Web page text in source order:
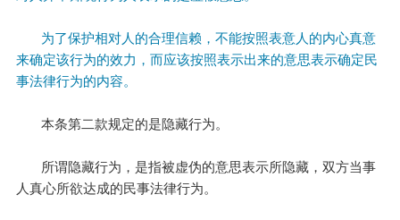
为了保护相对人的合理信赖 ， 不能按照表意人的内心真意
来确定该行为的效力 ， 而应该按照表示出来的意思表示确定民
事法律行为的内容。
本条第二款规定的是隐藏行为。
所谓隐藏行为 ， 是指被虚伪的意思表示所隐藏 ， 双方当事
人真心所欲达成的民事法律行为。